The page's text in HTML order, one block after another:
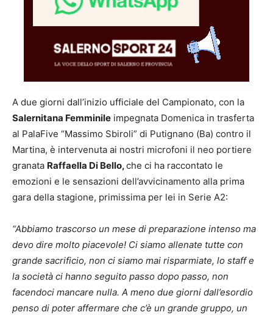
A due giorni dall’inizio ufficiale del Campionato, con la
Salernitana Femminile impegnata Domenica in trasferta
al PalaFive “Massimo Sbiroli” di Putignano (Ba) contro il
Martina, è intervenuta ai nostri microfoni il neo portiere
granata Raffaella Di Bello,che ci ha raccontato le
emozioni e le sensazioni dell’avvicinamento alla prima
gara della stagione, primissima per lei in Serie A2:
“Abbiamo trascorso un mese di preparazione intenso ma
devo dire molto piacevole! Ci siamo allenate tutte con
grande sacrificio, non ci siamo mai risparmiate, lo staff e
la società ci hanno seguito passo dopo passo, non
facendoci mancare nulla. A meno due giorni dall’esordio
penso di poter affermare che c’è un grande gruppo, un